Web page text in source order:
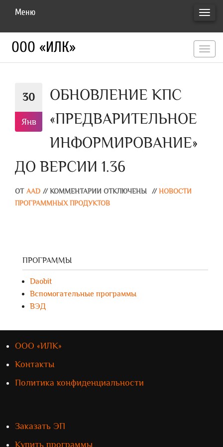
Меню
ООО «ИЛК»
30
Янв
ОБНОВЛЕНИЕ КПС
«ПРЕДВАРИТЕЛЬНОЕ
ИНФОРМИРОВАНИЕ»
ДО ВЕРСИИ 1.36
ОТ AAD // КОММЕНТАРИИ ОТКЛЮЧЕНЫ // НОВОСТИ
ПРОГРАММНЫХ ПРОДУКТОВ
ПРОГРАММЫ
Daobit
Вспомогательные программы
ВЭД
ООО «ИЛК»
Контакты
Политика конфиденциальности
Заказать ЭП
Купить программы